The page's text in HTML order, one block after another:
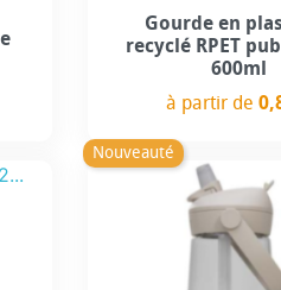
Gourde en
recyclé RPET
600ml
à partir de
Nouveauté